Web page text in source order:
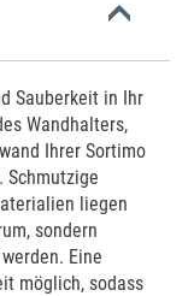
Sauberkeit in Ihr
Wandhalters,
Ihrer Sortimo
Schmutzige
liegen
sondern
Eine
möglich, sodass